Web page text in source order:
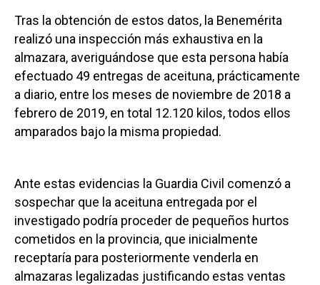
Tras la obtención de estos datos, la Benemérita
realizó una inspección más exhaustiva en la
almazara, averiguándose que esta persona había
efectuado 49 entregas de aceituna, prácticamente
a diario, entre los meses de noviembre de 2018 a
febrero de 2019, en total 12.120 kilos, todos ellos
amparados bajo la misma propiedad.
Ante estas evidencias la Guardia Civil comenzó a
sospechar que la aceituna entregada por el
investigado podría proceder de pequeños hurtos
cometidos en la provincia, que inicialmente
receptaría para posteriormente venderla en
almazaras legalizadas justificando estas ventas